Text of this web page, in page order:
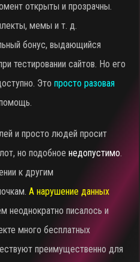
открыты и прозрачны.
мемы и т. д.
бонус, выдающийся
тестировании сайтов. Но его
Этопросто разовая
и просто людей просит
но подобноенедопустимо.
к другим
А нарушение данных
неоднократно писалось и
много бесплатных
преимущественно для